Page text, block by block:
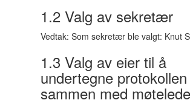
1.2 Valg av sekretær
Vedtak: Som sekretær ble valgt: Knut
1.3 Valg av eier til å
undertegne protokollen
sammen med